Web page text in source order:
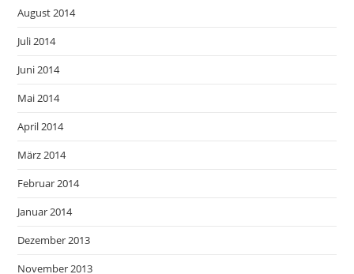
August 2014
Juli 2014
Juni 2014
Mai 2014
April 2014
März 2014
Februar 2014
Januar 2014
Dezember 2013
November 2013